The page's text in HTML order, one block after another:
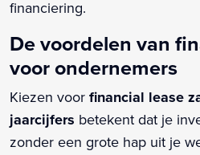
financiering.
De voordelen van
voor ondernemers
Kiezen voor financial lease
jaarcijfers betekent dat je
zonder een grote hap uit je